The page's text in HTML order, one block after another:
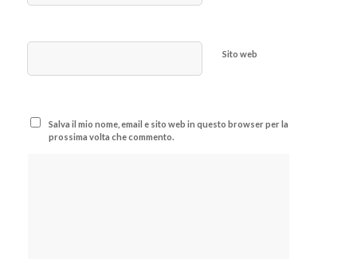
Sito web
Salva il mio nome, email e sito web in questo browser per la
prossima volta che commento.